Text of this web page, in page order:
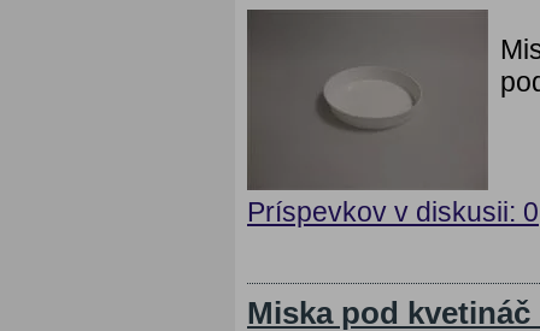
Príspevkov v diskusii: 0
Miska pod kvetináč